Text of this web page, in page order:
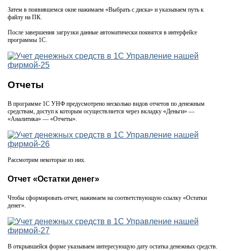
Затем в появившемся окне нажимаем «Выбрать с диска» и указываем путь к
файлу на ПК.
После завершения загрузки данные автоматически появятся в интерфейсе
программы 1С.
Отчеты
В программе 1С УНФ предусмотрено несколько видов отчетов по денежным
средствам, доступ к которым осуществляется через вкладку «Деньги» —
«Аналитика» — «Отчеты».
Рассмотрим некоторые из них.
Отчет «Остатки денег»
Чтобы сформировать отчет, нажимаем на соответствующую ссылку «Остатки
денег».
В открывшейся форме указываем интересующую дату остатка денежных средств.